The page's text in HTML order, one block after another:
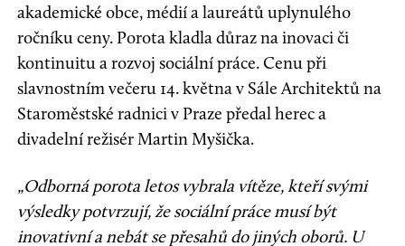
akademické obce, médií a laureátů uplynulého
ročníku ceny. Porota kladla důraz na inovaci či
kontinuitu a rozvoj sociální práce. Cenu při
slavnostním večeru 14. května v Sále Architektů na
Staroměstské radnici v Praze předal herec a
divadelní režisér Martin Myšička.
„Odborná porota letos vybrala vítěze, kteří svými
výsledky potvrzují, že sociální práce musí být
inovativní a nebát se přesahů do jiných oborů. U